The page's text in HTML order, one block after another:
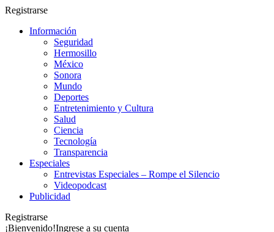
Registrarse
Información
Seguridad
Hermosillo
México
Sonora
Mundo
Deportes
Entretenimiento y Cultura
Salud
Ciencia
Tecnología
Transparencia
Especiales
Entrevistas Especiales – Rompe el Silencio
Videopodcast
Publicidad
Registrarse
¡Bienvenido!Ingrese a su cuenta